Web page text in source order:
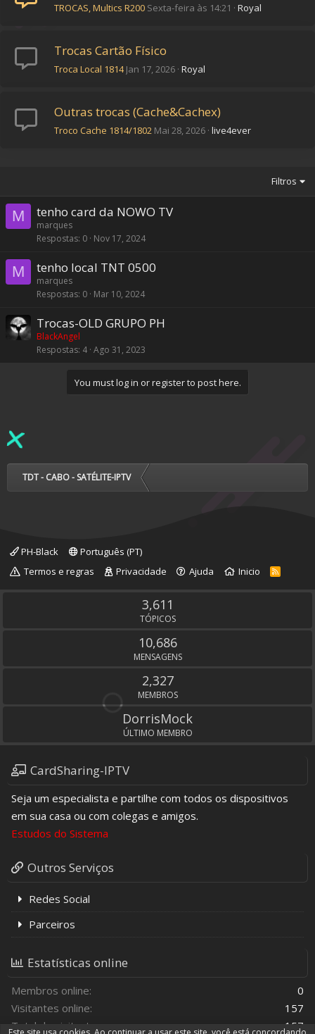
TROCAS, Multics R200 Sexta-feira às 14:21 Royal
Trocas Cartão Físico
Troca Local 1814 Jan 17, 2026 Royal
Outras trocas (Cache&Cachex)
Troco Cache 1814/1802 Mai 28, 2026 live4ever
Filtros
M tenho card da NOWO TV
marques
Respostas 0 Nov 17, 2024
M tenho local TNT 0500
marques
Respostas 0 Mar 10, 2024
Trocas-OLD GRUPO PH
BlackAngel
Respostas 4 Ago 31, 2023
You must log in or register to post here.
TDT - CABO - SATÉLITE-IPTV
PH-Black
Português (PT)
Termos e regras
Privacidade Ajuda Inicio
R
3,611
TÓPICOS
10,686
MENSAGENS
2,327
MEMBROS
DorrisMock
ÚLTIMO MEMBRO
CardSharing-IPTV
Seja um especialista e partilhe com todos os dispositivos
em sua casa ou com colegas e amigos.
Estudos do Sistema
Outros Serviços
Redes Social
Parceiros
Estatísticas online
Membros online
0
Visitantes online
157
Total de visitantes
157